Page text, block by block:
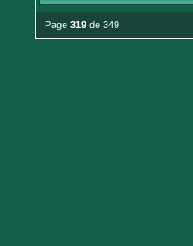
Page 319 de 349